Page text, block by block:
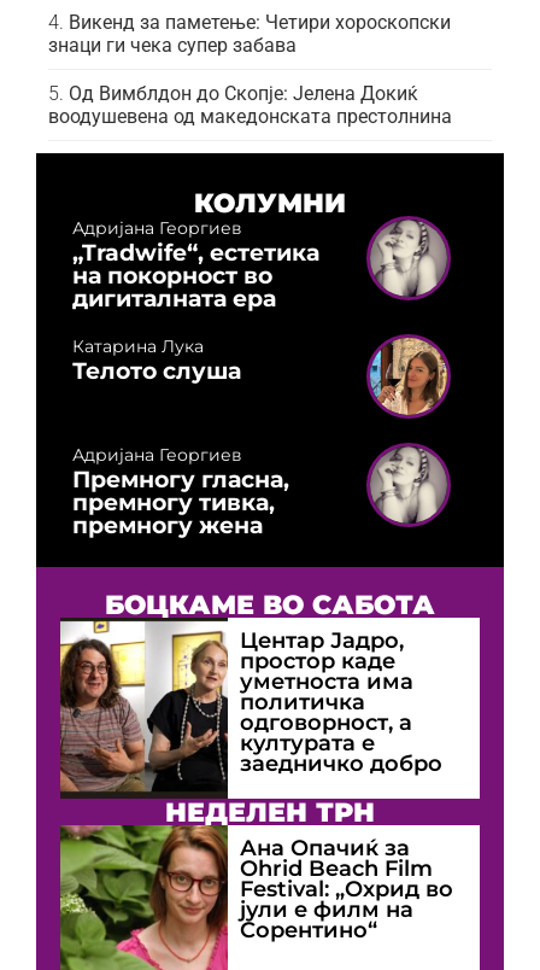
Викенд за паметење: Четири хороскопски
знаци ги чека супер забава
Од Вимблдон до Скопје: Јелена Докиќ
воодушевена од македонската престолнина
КОЛУМНИ
Адријана Георгиев
„Tradwife“, естетика
на покорност во
дигиталната ера
Катарина Лука
Телото слуша
Адријана Георгиев
Премногу гласна,
премногу тивка,
премногу жена
БОЦКАМЕ ВО САБОТА
Центар Јадро,
простор каде
уметноста има
политичка
одговорност, а
културата е
заедничко добро
НЕДЕЛЕН ТРН
Ана Опачиќ за
Оhrid Beach Film
Festival: „Охрид во
јули е филм на
Сорентино“